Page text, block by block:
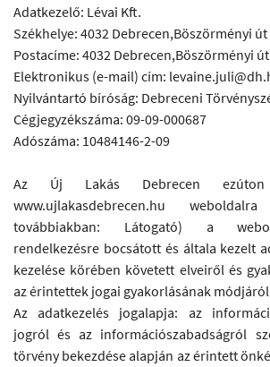
Adatkezelő: Lévai Kft.
Székhelye: 4032 Debrecen,Böszörményi út
Postacíme: 4032 Debrecen,Böszörményi út
Elektronikus (e-mail) cím:
Nyilvántartó bíróság: Debreceni
Cégjegyzékszáma: 09-09-000687
Adószáma: 10484146-2-09
Az Új Lakás Debrecen
www.ujlakasdebrecen.hu
továbbiakban: Látogató) a
rendelkezésre bocsátott és általa kezelt
kezelése körében követett elveiről és
az érintettek jogai gyakorlásának
Az adatkezelés jogalapja: az
jogról és az információszabadságról
törvény bekezdése alapján az érintett